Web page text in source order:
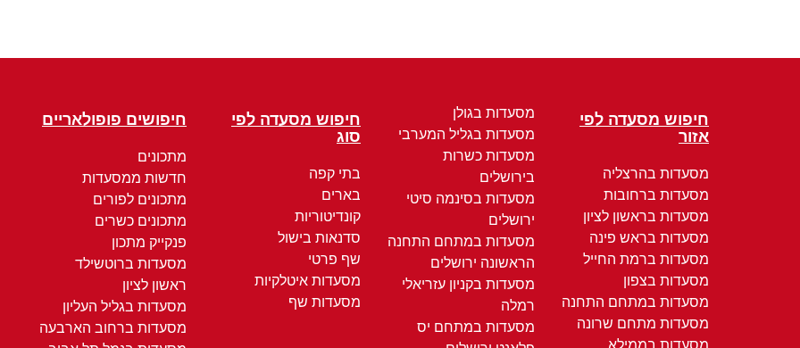
חיפוש מסעדה לפי
אזור
מסעדות בהרצליה
מסעדות ברחובות
מסעדות בראשון לציון
מסעדות בראש פינה
מסעדות ברמת החייל
מסעדות בצפון
מסעדות במתחם התחנה
מסעדות מתחם שרונה
מסעדות בממילא
מסעדות בגולן
מסעדות בגליל המערבי
מסעדות כשרות
בירושלים
מסעדות בסינמה סיטי
ירושלים
מסעדות במתחם התחנה
הראשונה ירושלים
מסעדות בקניון עזריאלי
רמלה
מסעדות במתחם יס
חיפוש מסעדה לפי
סוג
בתי קפה
בארים
קונדיטוריות
סדנאות בישול
שף פרטי
מסעדות איטלקיות
מסעדות שף
חיפושים פופולאריים
מתכונים
חדשות ממסעדות
מתכונים לפורים
מתכונים כשרים
פנקייק מתכון
מסעדות ברוטשילד
ראשון לציון
מסעדות בגליל העליון
מסעדות ברחוב הארבעה